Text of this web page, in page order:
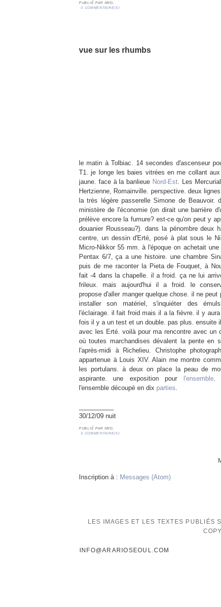
PUBLIÉ PAR NRD,
0 COMMENTAIRE(S)
vue sur les rhumbs
le matin à Tolbiac. 14 secondes d'ascenseur
T1. je longe les baies vitrées en me collant
jaune. face à la banlieue Nord-Est. Les
Hertzienne, Romainville. perspective. deux
la très légère passerelle Simone de Beauvoir.
ministère de l'économie (on dirait une barrière
prélève encore la fumure? est-ce qu'on peut y
douanier Rousseau?). dans la pénombre deux
centre, un dessin d'Erté, posé à plat sous le
Micro-Nikkor 55 mm. à l'époque on achetait
Pentax 6/7, ça a une histoire. une chambre
puis de me raconter la Pieta de Fouquet, à
fait -4 dans la chapelle. il a froid. ça ne lui
frileux. mais aujourd'hui il a froid. le
propose d'aller manger quelque chose. il ne peut
installer son matériel, s'inquiéter des
l'éclairage. il fait froid mais il a la fièvre. il y
fois il y a un test et un double. pas plus. ensuite
avec les Erté. voilà pour ma rencontre avec un
où toutes marchandises dévalent la pente en
l'après-midi à Richelieu. Christophe
appartenue à Louis XIV. Alain me montre
les portulans. à deux on place la peau de
aspirante. une exposition pour
l'ensemble.
l'ensemble découpé en dix parties.
30/12/09 nuit
PUBLIÉ PAR NRD,
0 COMMENTAIRE(S)
Inscription à : Messages (Atom)
LES IMAGES ET LES TEXTES PUBLIÉS
INFO@ARARIOSEOUL.COM